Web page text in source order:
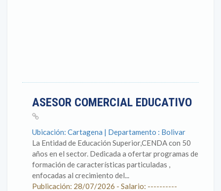
ASESOR COMERCIAL EDUCATIVO
Ubicación: Cartagena | Departamento : Bolivar
La Entidad de Educación Superior,CENDA con 50
años en el sector. Dedicada a ofertar programas de
formación de características particuladas ,
enfocadas al crecimiento del...
Publicación: 28/07/2026 - Salario: ----------